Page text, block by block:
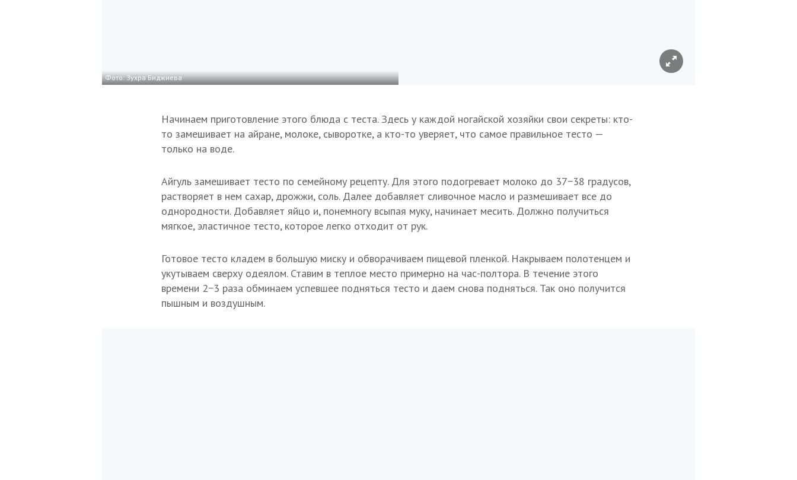
Фото: Зухра Биджиева
Начинаем приготовление этого блюда с теста. Здесь у каждой ногайской хозяйки свои секреты: кто-
то замешивает на айране, молоке, сыворотке, а кто-то уверяет, что самое правильное тесто —
только на воде.
Айгуль замешивает тесто по семейному рецепту. Для этого подогревает молоко до 37−38 градусов,
растворяет в нем сахар, дрожжи, соль. Далее добавляет сливочное масло и размешивает все до
однородности. Добавляет яйцо и, понемногу всыпая муку, начинает месить. Должно получиться
мягкое, эластичное тесто, которое легко отходит от рук.
Готовое тесто кладем в большую миску и обворачиваем пищевой пленкой. Накрываем полотенцем и
укутываем сверху одеялом. Ставим в теплое место примерно на час-полтора. В течение этого
времени 2−3 раза обминаем успевшее подняться тесто и даем снова подняться. Так оно получится
пышным и воздушным.